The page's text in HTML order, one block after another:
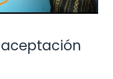
aceptación